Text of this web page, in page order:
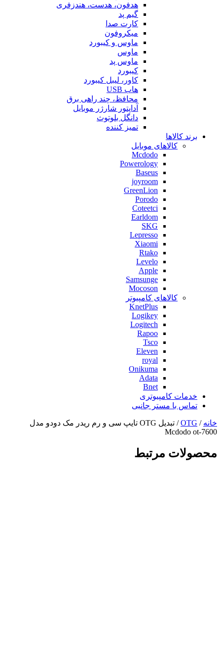
هدفون، هدست، هندزفری
گیم پد
کارت صدا
میکروفون
ماوس و کیبورد
ماوس
ماوس پد
کیبورد
کاور، لیبل کیبورد
هاب USB
محافظ، چند راهی برق
آداپتور شارژر موبایل
دانگل بلوتوث
تمیز کننده
برند کالاها
کالاهای موبایل
Mcdodo
Powerology
Baseus
joyroom
GreenLion
Porodo
Coteetci
Earldom
SKG
Lepresso
Xiaomi
Rtako
Levelo
Apple
Samsunge
Mocoson
کالاهای کامپیوتر
KnetPlus
Logikey
Logitech
Rapoo
Tsco
Eleven
royal
Onikuma
Adata
Bnet
خدمات کامپیوتری
تماس با مستر جانبی
خانه /
OTG
/ تبدیل OTG تایپ سی و رم ریدر مک دودو مدل
Mcdodo ot-7600
محصولات مرتبط